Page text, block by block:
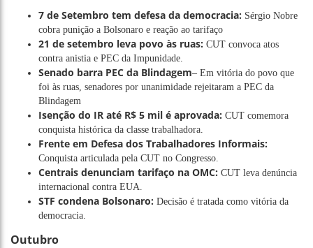
7 de Setembro tem defesa da democracia: Sérgio Nobre
cobra punição a Bolsonaro e reação ao tarifaço
21 de setembro leva povo às ruas: CUT convoca atos
contra anistia e PEC da Impunidade.
Senado barra PEC da Blindagem– Em vitória do povo que
foi às ruas, senadores por unanimidade rejeitaram a PEC da
Blindagem
Isenção do IR até R$ 5 mil é aprovada: CUT comemora
conquista histórica da classe trabalhadora.
Frente em Defesa dos Trabalhadores Informais:
Conquista articulada pela CUT no Congresso.
Centrais denunciam tarifaço na OMC: CUT leva denúncia
internacional contra EUA.
STF condena Bolsonaro: Decisão é tratada como vitória da
democracia.
Outubro